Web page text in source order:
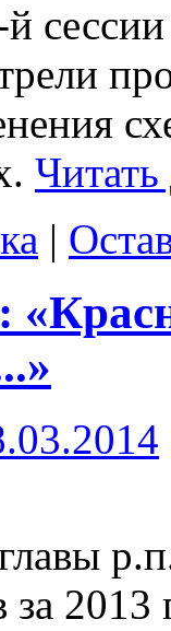
|
за 2013